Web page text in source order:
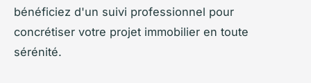
bénéficiez d'un suivi professionnel pour
concrétiser votre projet immobilier en toute
sérénité.